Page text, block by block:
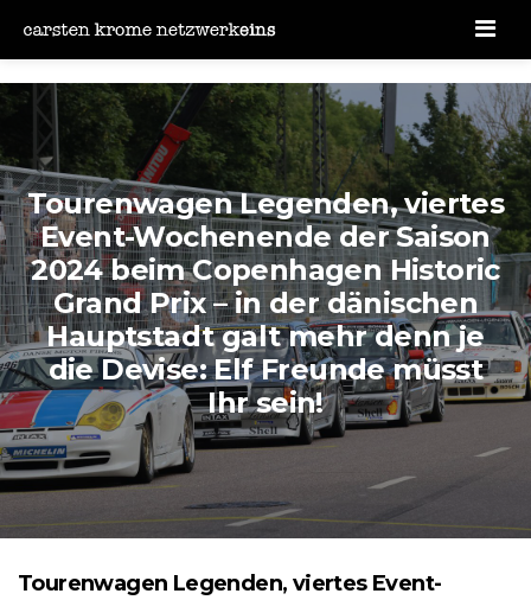
Tourenwagen Legenden, viertes
Event-Wochenende der Saison
2024 beim Copenhagen Historic
Grand Prix – in der dänischen
Hauptstadt galt mehr denn je
die Devise: Elf Freunde müsst
Ihr sein!
Tourenwagen Legenden, viertes Event-